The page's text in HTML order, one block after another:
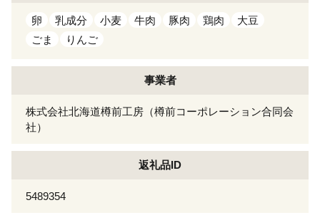
卵 乳成分 小麦 牛肉 豚肉 鶏肉
大豆
ごま
りんご
事業者
株式会社北海道樽前工房（樽前コーポレーション合同会
社）
返礼品ID
5489354